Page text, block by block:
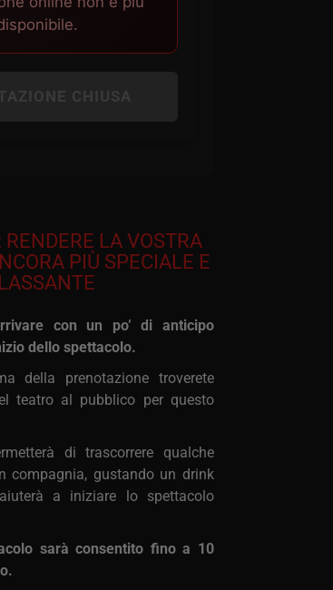
LA VOSTRA
PIÙ SPECIALE E
con un po’ di anticipo
dello spettacolo.
della prenotazione troverete
teatro al pubblico per questo
di trascorrere qualche
compagnia, gustando un drink
a iniziare lo spettacolo
sarà consentito fino a 10